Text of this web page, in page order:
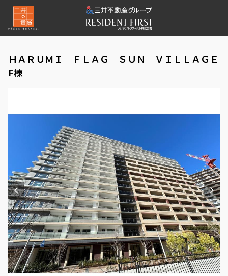
ＨＡＲＵＭＩ ＦＬＡＧ ＳＵＮ ＶＩＬＬＡＧＥ
F棟